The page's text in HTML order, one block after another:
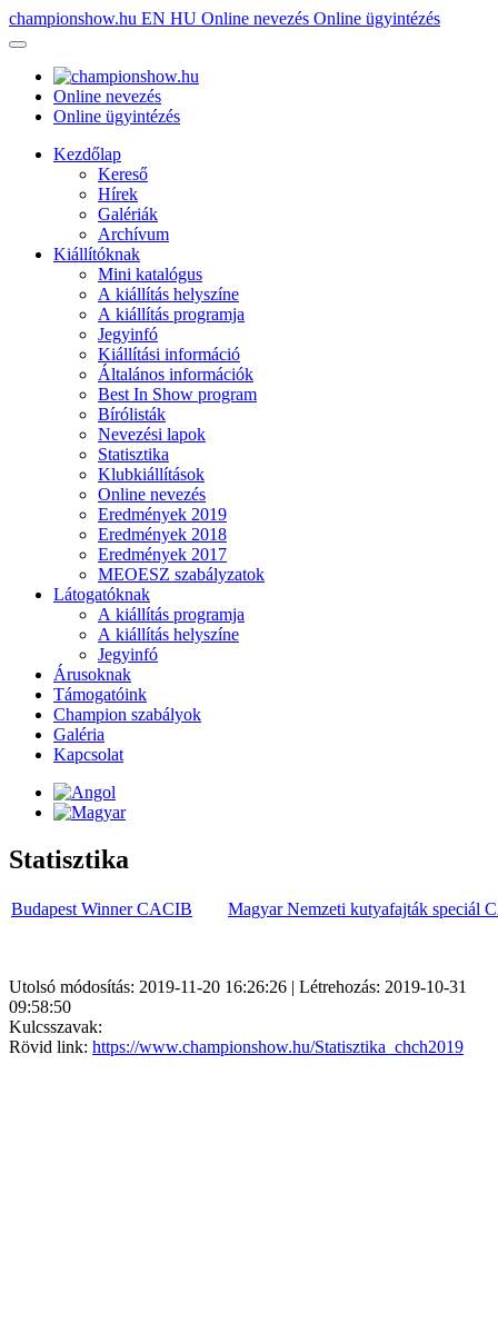
championshow.hu EN HU Online nevezés Online ügyintézés
Online nevezés
Online ügyintézés
Kezdőlap
Kereső
Hírek
Galériák
Archívum
Kiállítóknak
Mini katalógus
A kiállítás helyszíne
A kiállítás programja
Jegyinfó
Kiállítási információ
Általános információk
Best In Show program
Bírólisták
Nevezési lapok
Statisztika
Klubkiállítások
Online nevezés
Eredmények 2019
Eredmények 2018
Eredmények 2017
MEOESZ szabályzatok
Látogatóknak
A kiállítás programja
A kiállítás helyszíne
Jegyinfó
Árusoknak
Támogatóink
Champion szabályok
Galéria
Kapcsolat
Statisztika
Budapest Winner CACIB Magyar Nemzeti kutyafajták speciál
Utolsó módosítás: 2019-11-20 16:26:26 | Létrehozás: 2019-10-31
09:58:50
Kulcsszavak:
Rövid link: https://www.championshow.hu/Statisztika_chch2019